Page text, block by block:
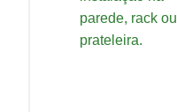
parede, rack ou
prateleira.